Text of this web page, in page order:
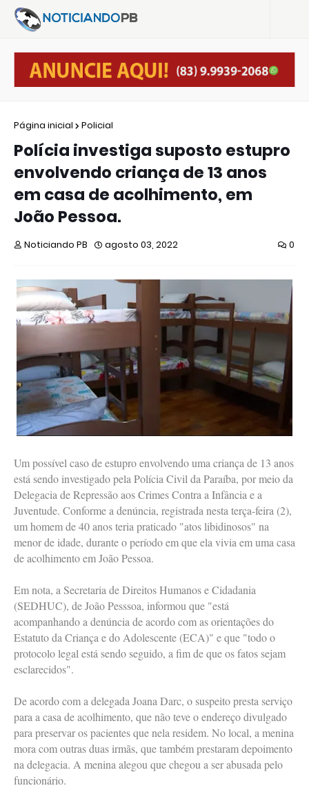
Página inicial Policial
Polícia investiga suposto estupro
envolvendo criança de 13 anos
em casa de acolhimento, em
João Pessoa.
Noticiando PB agosto 03, 2022 0
Um possível caso de estupro envolvendo uma criança de 13 anos
está sendo investigado pela Polícia Civil da Paraíba, por meio da
Delegacia de Repressão aos Crimes Contra a Infância e a
Juventude. Conforme a denúncia, registrada nesta terça-feira (2),
um homem de 40 anos teria praticado "atos libidinosos" na
menor de idade, durante o período em que ela vivia em uma casa
de acolhimento em João Pessoa.
Em nota, a Secretaria de Direitos Humanos e Cidadania
(SEDHUC), de João Pesssoa, informou que "está
acompanhando a denúncia de acordo com as orientações do
Estatuto da Criança e do Adolescente (ECA)" e que "todo o
protocolo legal está sendo seguido, a fim de que os fatos sejam
esclarecidos".
De acordo com a delegada Joana Darc, o suspeito presta serviço
para a casa de acolhimento, que não teve o endereço divulgado
para preservar os pacientes que nela residem. No local, a menina
mora com outras duas irmãs, que também prestaram depoimento
na delegacia. A menina alegou que chegou a ser abusada pelo
funcionário.